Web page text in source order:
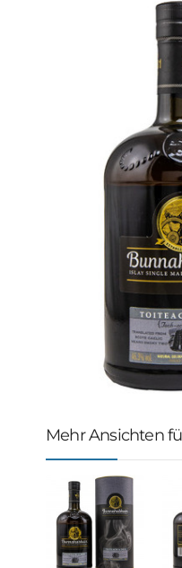
Mehr Ansichten